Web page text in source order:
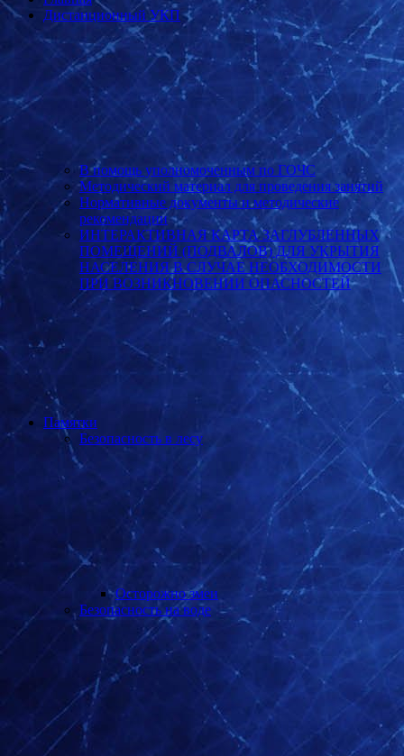
Дистанционный УКП
В помощь уполномоченным по ГОЧС
Методический материал для проведения занятий
Нормативные документы и методические
рекомендации
ИНТЕРАКТИВНАЯ КАРТА ЗАГЛУБЛЕННЫХ
ПОМЕЩЕНИЙ (ПОДВАЛОВ) ДЛЯ УКРЫТИЯ
НАСЕЛЕНИЯ В СЛУЧАЕ НЕОБХОДИМОСТИ
ПРИ ВОЗНИКНОВЕНИИ ОПАСНОСТЕЙ
Памятки
Безопасность в лесу
Осторожно змеи
Безопасность на воде